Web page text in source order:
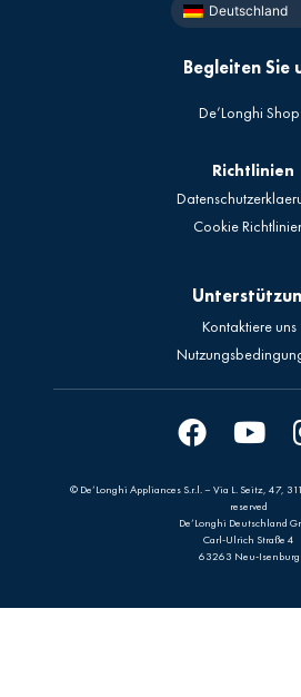
Deutschland
Begleiten Sie
De’Longhi Shop
Richtlinien
Cookie
Kontaktiere uns
© De’Longhi Appliances S.r.l. – Via L. Seitz, 47,
reserved
De’Longhi Deutschland
Carl-Ulrich Straße 4
63263 Neu-Isenburg